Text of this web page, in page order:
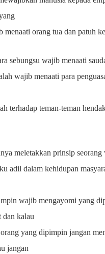
menaati orang tua dan patuh
sebungsu wajib menaati
wajib menaati para
terhadap teman-teman
meletakkan prinsip seorang
adil dalam kehidupan
wajib mengayomi yang
dan kalau
yang dipimpin jangan
jangan